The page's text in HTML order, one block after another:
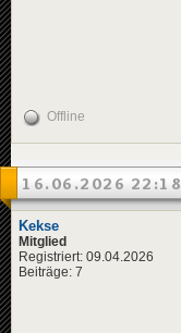
Offline
16.06.2026 22:18
Kekse
Mitglied
Registriert: 09.04.2026
Beiträge: 7